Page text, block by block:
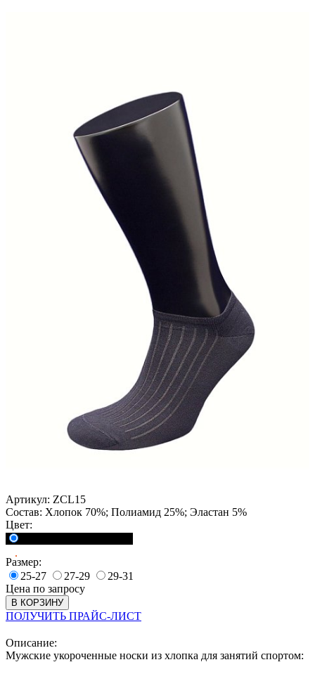
Артикул: ZCL15
Состав: Хлопок 70%; Полиамид 25%; Эластан 5%
Цвет:
Размер:
25-27
27-29
29-31
Цена по запросу
В КОРЗИНУ
ПОЛУЧИТЬ ПРАЙС-ЛИСТ
Описание:
Мужские укороченные носки из хлопка для занятий спортом: